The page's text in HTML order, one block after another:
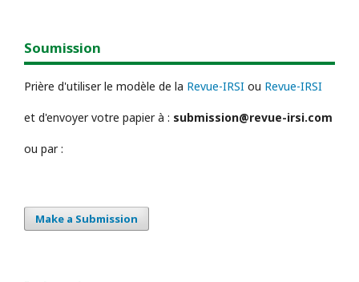
Soumission
Prière d'utiliser le modèle de la Revue-IRSI ou Revue-IRSI
et d'envoyer votre papier à : submission@revue-irsi.com
ou par :
Make a Submission